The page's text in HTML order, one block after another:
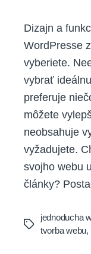
Dizajn a
WordPresse
vyberiete.
vybrať
preferuje
môžete
neobsahuje
vyžadujete.
svojho webu
články?
Tags
jednoducha
tvorba webu,